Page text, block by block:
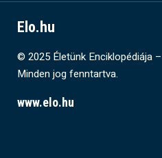
Elo.hu
© 2025 Életünk Enciklopédiája –
Minden jog fenntartva.
www.elo.hu